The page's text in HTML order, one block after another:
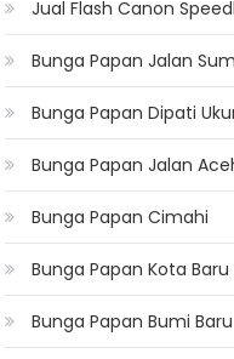
Jual Flash Canon
Bunga Papan Jalan
Bunga Papan Dipati
Bunga Papan Jalan
Bunga Papan Cimahi
Bunga Papan Kota
Bunga Papan Bumi Baru